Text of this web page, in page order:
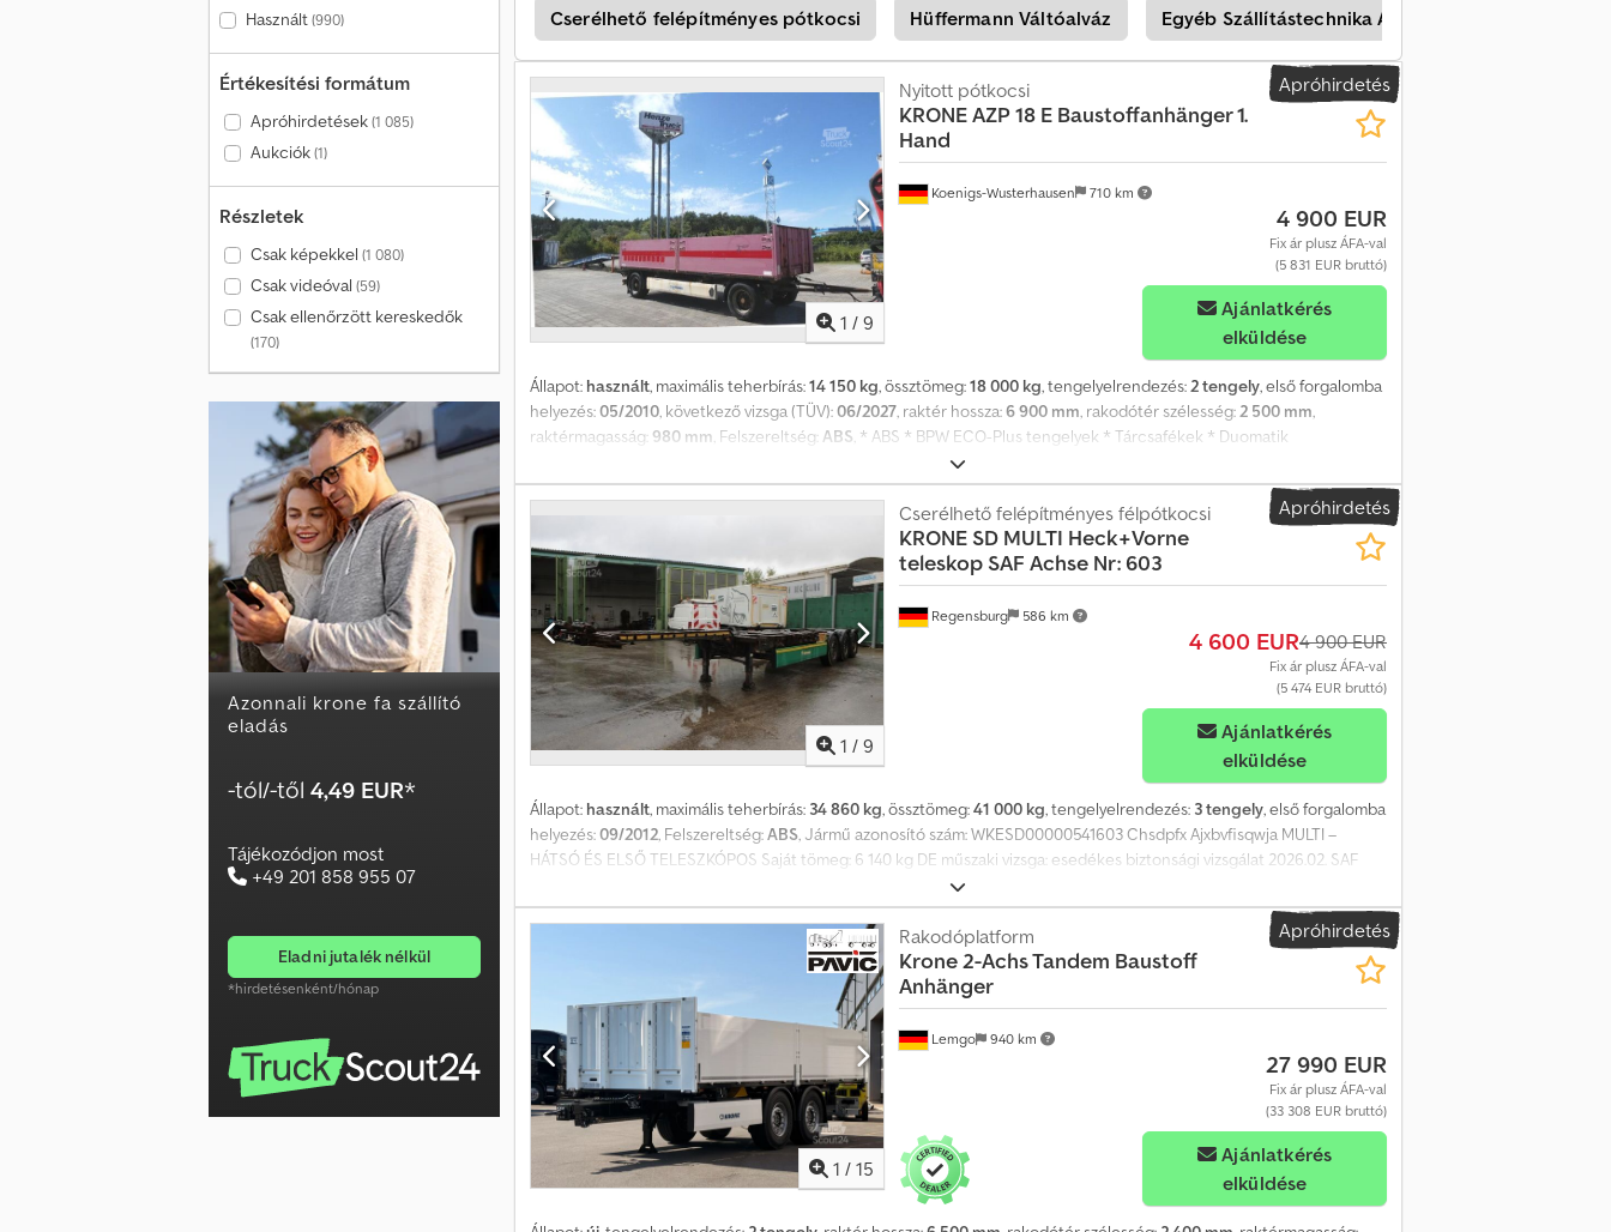
Használt(990)
Értékesítési formátum
Apróhirdetések(1 085)
Aukciók(1)
Részletek
Csak képekkel (1 080)
Csak videóval (59)
Csak ellenőrzött kereskedők
(170)
Azonnali krone fa szállító
eladás
-tól/-től 4,49 EUR*
Tájékozódjon most
+49 201 858 955 07
eladni jutalék nélkül
*hirdetésenként/hónap
Cserélhető felépítményes pótkocsi
Hüffermann Váltóalváz Egyéb Szállítástechnika Az Agrárium Számára
Hyundai Nyitott Platós Ford Nyitott Platós
Apróhirdetés
1 / 9
Koenigs-Wusterhausen 710 km
Nyitott pótkocsi
KRONEAZP 18 E Baustoffanhänger 1.
Hand
4 900 EUR
Fix ár plusz ÁFA-val
(5 831 EUR bruttó)
Ajánlatkérés
elküldése
Állapot: használt, maximális teherbírás:14 150 kg, össztömeg:18 000 kg, tengelyelrendezés:2 tengely, első forgalomba
helyezés:05/2010, következő vizsga (TÜV):06/2027, raktér hossza:6 900 mm, rakodótér szélesség:2 500 mm,
raktérmagasság: 980 mm, Felszereltség: ABS, * ABS * BPW ECO-Plus tengelyek * Tárcsafékek * Duomatik
légcsatlakozó ----Felépítés: építőipari anyagot szállító plató, acél homlokfal, alumínium oldalfalak bal/jobb/hátul,
keményfa padló, rögzítőgyűrűk, lehajtható központi tartóoszlop, Kinnegrip zárók. Codpfx Aqezqx Dmewoha Csak
vállalkozásoknak értékesítjük. EXPORT esetén CSAK A NETTÓ ÁR fizetendő!!!!! AZ ÖSSZES ADAT A FENNTARTÁSOK
ALATT ÁLL. FELSZERELÉS + KIEGÉSZÍTŐK. Minden adásvételi szerződés, számla, proforma számla, megrendelés,
értékesítési tárgyalás alapja a mi Általános Szerződési Feltételeink (erről bővebben az Impresszum-ban).
Apróhirdetés
1 / 9
Regensburg 586 km
Cserélhető felépítményes félpótkocsi
KRONE SD MULTI Heck+Vorne
teleskop SAF Achse Nr: 603
4 600 EUR4 900 EUR
Fix ár plusz ÁFA-val
(5 474 EUR bruttó)
Ajánlatkérés
elküldése
Állapot: használt, maximális teherbírás: 34 860 kg, össztömeg:41 000 kg, tengelyelrendezés: 3 tengely, első forgalomba
helyezés:09/2012, Felszereltség:ABS, Jármű azonosító szám: WKESD00000541603 Chsdpfx Ajxbvfisqwja MULTI –
HÁTSÓ ÉS ELSŐ TELESZKÓPOS Saját tömeg: 6 140 kg DE műszaki vizsga: esedékes biztonsági vizsgálat 2026.02. SAF
tengelyek tárcsafékekkel Felvétel: 1 x 20", 2 x 20", 1 x 30", 1 x 40", 1 x HighCube, 1 x 45" Gumiabroncs: 385/65 R 22,5 A
változtatás, közbenső eladás és tévedés joga fenntartva. A leírás a jármű általános azonosítását szolgálja, jogi
szavatosságot nem vállal. A vásárlási szerződés szerinti leírás az irányadó. Ajánlatunk általában nem tartalmaz új műszaki
vizsgát (TÜV). Új vizsga igénye esetén partner szervizeink ajánlatot adnak! A jármű reklámmatricával és/vagy felirattal
ellátott lehet. Általános szállítási és fizetési feltételeink érvényesek.
Apróhirdetés
1 / 15
Lemgo 940 km
Rakodóplatform
Krone2-Achs Tandem Baustoff
Anhänger
27 990 EUR
Fix ár plusz ÁFA-val
(33 308 EUR bruttó)
Ajánlatkérés
elküldése